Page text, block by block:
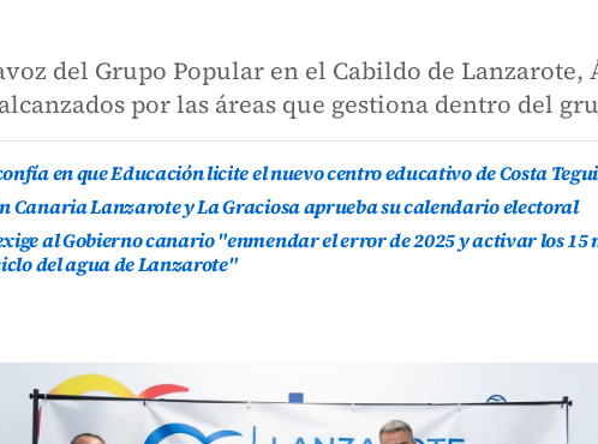
del Grupo Popular en el Cabildo de Lanzarote,
por las áreas que gestiona dentro del
en que Educación licite el nuevo centro educativo de Costa
Canaria Lanzarote y La Graciosa aprueba su calendario electoral
al Gobierno canario "enmendar el error de 2025 y activar los 15
del agua de Lanzarote"